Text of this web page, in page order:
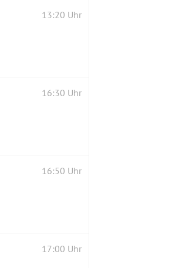
13:20 Uhr
16:30 Uhr
16:50 Uhr
17:00 Uhr